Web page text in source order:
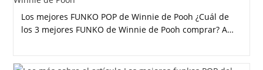
Los mejores FUNKO POP de Winnie de Pooh ¿Cuál de
los 3 mejores FUNKO de Winnie de Pooh comprar? A…